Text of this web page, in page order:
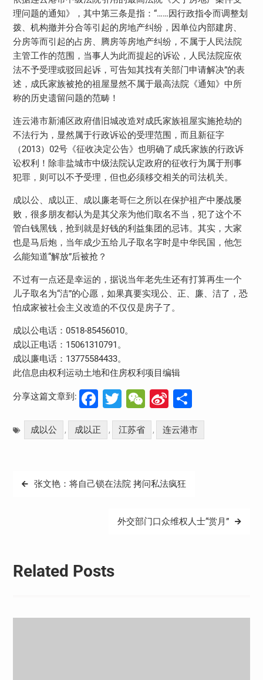
理问题的通知》，其中第三条是指：“……因行政指令而调整划
拨、机构撤并分合等引起的房地产纠纷，因单位内部建房、
分房等而引起的占房、腾房等房地产纠纷，不属于人民法院
主管工作的范围，当事人为此而提起的诉讼，人民法院应依
法不予受理或驳回起诉，可告知其找有关部门申请解决”的表
述，成氏家族被抢的祖屋显然不属于最高法院《通知》中所
称的历史遗留问题的范畴！
连云港市新浦区政府借旧城改造对成氏家族祖屋实施抢劫的
不法行为，显然属于行政诉讼的受理范围，而且新征字
（2013）02号《征收决定公告》也明确了成氏家族的行政诉
讼权利！除非盐城市中级法院认定政府的征收行为属于刑事
犯罪，则可以不予受理，但也必须移交相关的司法机关。
成以公、成以正、成以廉老哥仨之所以在保护祖产中屡战屡
败，很多朋友都认为是其父亲为他们取名不当，犯了这个不
管白钱黑钱，抢到就是好钱的利益集团的忌讳。其实，大家
也是马后炮，当年成少五给儿子取名字时是中华民国，他怎
么能知道“解放”后被抢？
不过有一点还是幸运的，据说当年老先生还有打算再生一个
儿子取名为“洁”的心愿，如果真要实现公、正、廉、洁了，恐
怕成家被社会主义改造的不仅仅是房子了。
成以公电话：0518-85456010。
成以正电话：15061310791。
成以廉电话：13775584433。
此信息由权利运动土地和住房权利项目编辑
分享这篇文章到: Facebook
Twitter
WeChat
Sina
Weibo
分
享
成以公 , 成以正 , 江苏省 , 连云港市
文
张文艳：将自己锁在法院 拷问私法疯狂
外交部门口众维权人士“赏月”
Related Posts